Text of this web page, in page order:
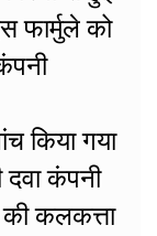
फार्मुले को
किया गया
कंपनी
कलकत्ता